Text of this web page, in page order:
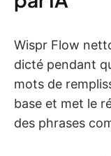
Wispr Flow
dicté pendant
mots de
base et met le
des phrases